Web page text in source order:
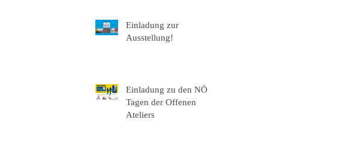
Einladung zur
Ausstellung!
Einladung zu den NÖ
Tagen der Offenen
Ateliers